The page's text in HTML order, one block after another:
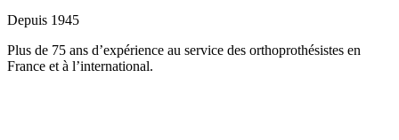
Depuis 1945
Plus de 75 ans d’expérience au service des orthoprothésistes en
France et à l’international.